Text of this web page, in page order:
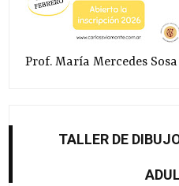
Prof. María Mercedes Sosa
TALLER DE